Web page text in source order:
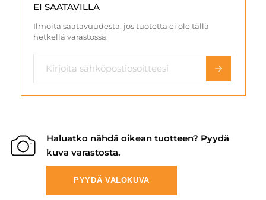
EI SAATAVILLA
Ilmoita saatavuudesta, jos tuotetta ei ole tällä
hetkellä varastossa.
Haluatko nähdä oikean tuotteen? Pyydä
kuva varastosta.
PYYDÄ VALOKUVA